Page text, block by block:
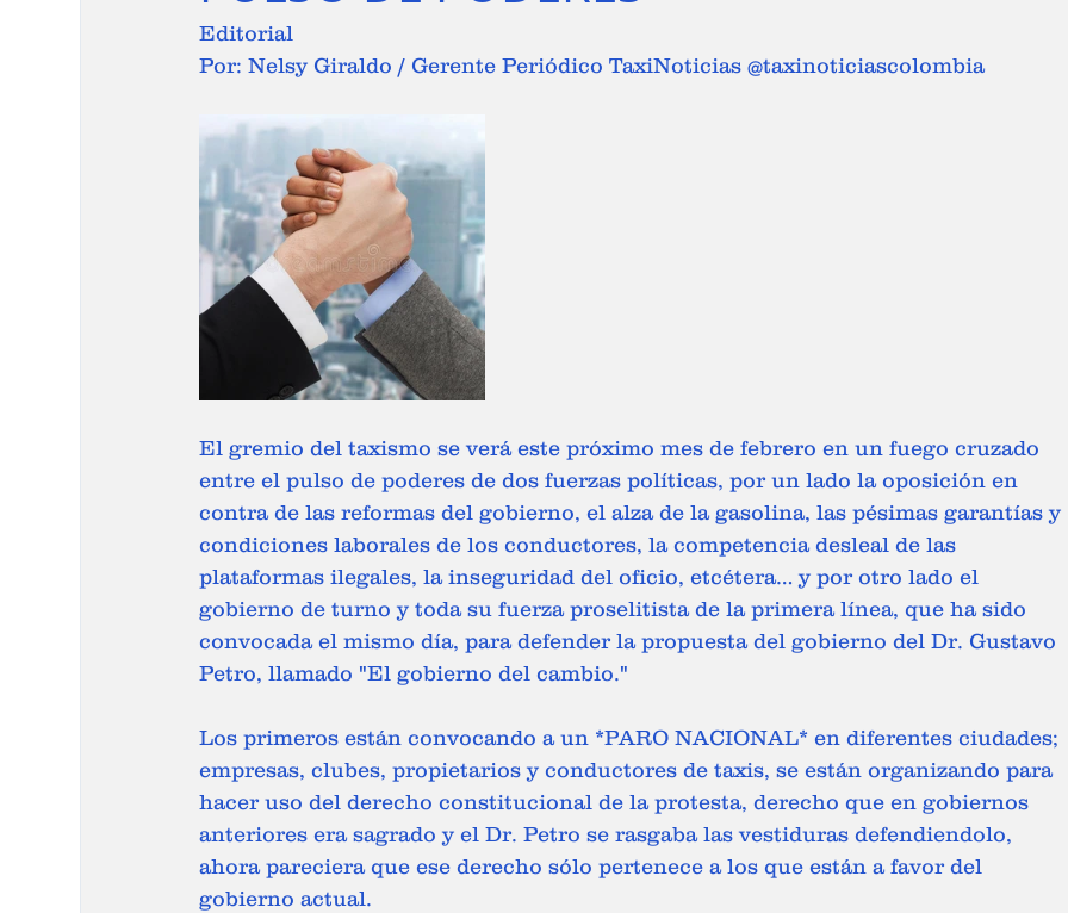
Editorial
Por: Nelsy Giraldo / Gerente Periódico TaxiNoticias @taxinoticiascolombia
El gremio del taxismo se verá este próximo mes de febrero en un fuego cruzado
entre el pulso de poderes de dos fuerzas políticas, por un lado la oposición en
contra de las reformas del gobierno, el alza de la gasolina, las pésimas garantías y
condiciones laborales de los conductores, la competencia desleal de las
plataformas ilegales, la inseguridad del oficio, etcétera… y por otro lado el
gobierno de turno y toda su fuerza proselitista de la primera línea, que ha sido
convocada el mismo día, para defender la propuesta del gobierno del Dr. Gustavo
Petro, llamado "El gobierno del cambio."
Los primeros están convocando a un *PARO NACIONAL* en diferentes ciudades;
empresas, clubes, propietarios y conductores de taxis, se están organizando para
hacer uso del derecho constitucional de la protesta, derecho que en gobiernos
anteriores era sagrado y el Dr. Petro se rasgaba las vestiduras defendiendolo,
ahora pareciera que ese derecho sólo pertenece a los que están a favor del
gobierno actual.